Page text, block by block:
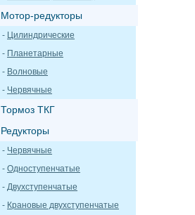
Мотор-редукторы
- Цилиндрические
- Планетарные
- Волновые
- Червячные
Тормоз ТКГ
Редукторы
- Червячные
- Одноступенчатые
- Двухступенчатые
- Крановые двухступенчатые